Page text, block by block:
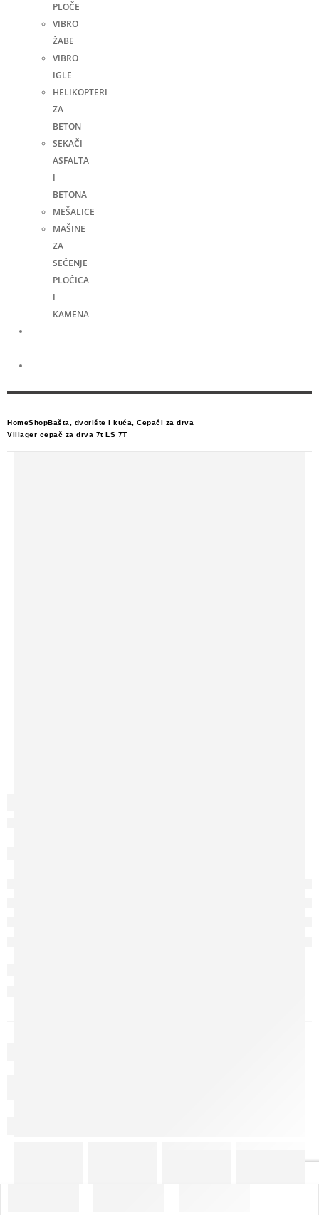
PLOČE
VIBRO
ŽABE
VIBRO
IGLE
HELIKOPTERI
ZA
BETON
SEKAČI
ASFALTA
I
BETONA
MEŠALICE
MAŠINE
ZA
SEČENJE
PLOČICA
I
KAMENA
HomeShopBašta, dvorište i kuća
Cepači za drva
Villager cepač za drva 7t LS 7T